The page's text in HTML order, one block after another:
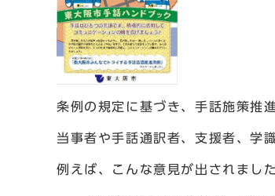
条例の規定に基づき、手話施策推
当事者や手話通訳者、支援者、学
例えば、こんな意見が出されました